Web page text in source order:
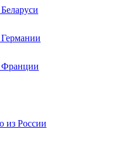
Франции
из России